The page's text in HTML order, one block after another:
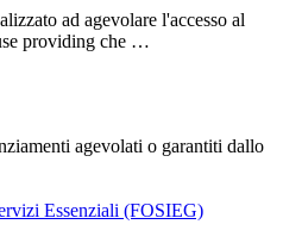
ad agevolare l'accesso al
providing che …
agevolati o garantiti dallo
Essenziali (FOSIEG)